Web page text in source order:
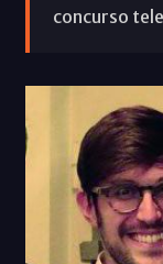
concurso